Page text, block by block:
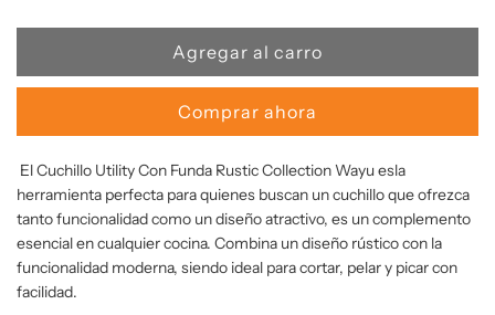
C
a
g
n
d
o
.
.
Agregar al carro
Comprar ahora
El Cuchillo Utility Con Funda Rustic Collection Wayu esla
herramienta perfecta para quienes buscan un cuchillo que ofrezca
tanto funcionalidad como un diseño atractivo, es un complemento
esencial en cualquier cocina. Combina un diseño rústico con la
funcionalidad moderna, siendo ideal para cortar, pelar y picar con
facilidad.